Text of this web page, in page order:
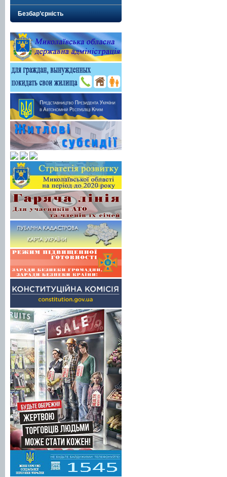
Безбар’єрність